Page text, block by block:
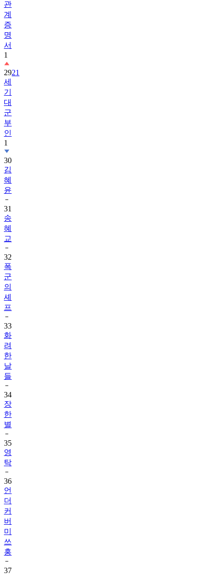
관
계
증
명
서
1
2921
세
기
대
군
부
인
1
30
김
혜
윤
31
송
혜
교
32
폭
군
의
셰
프
33
화
려
한
날
들
34
장
한
별
35
영
탁
36
언
더
커
버
미
쓰
홍
37